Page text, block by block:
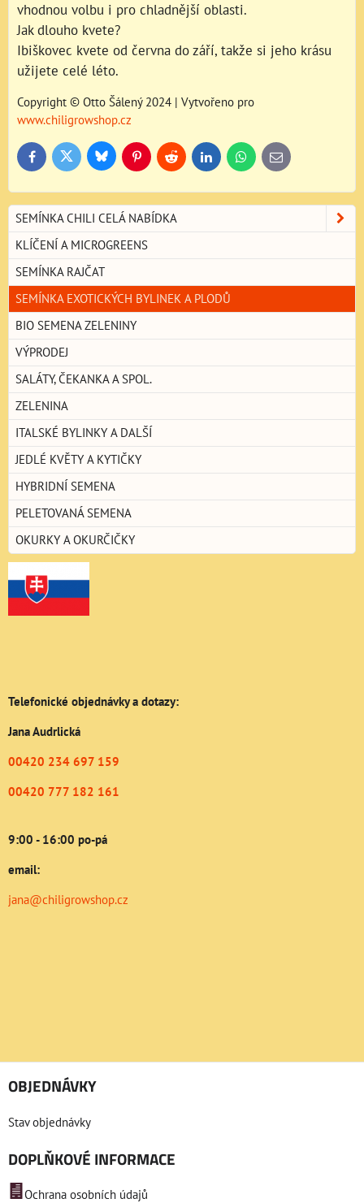
vhodnou volbu i pro chladnější oblasti.
Jak dlouho kvete?
Ibiškovec kvete od června do září, takže si jeho krásu
užijete celé léto.
Copyright © Otto Šálený 2024 | Vytvořeno pro
www.chiligrowshop.cz
FacebookTwitter BlueskyPinterestReddit LinkedInWhatsApp
E-
mail
SEMÍNKA CHILI CELÁ NABÍDKA
KLÍČENÍ A MICROGREENS
SEMÍNKA RAJČAT
SEMÍNKA EXOTICKÝCH BYLINEK A PLODŮ
BIO SEMENA ZELENINY
VÝPRODEJ
SALÁTY, ČEKANKA A SPOL.
ZELENINA
ITALSKÉ BYLINKY A DALŠÍ
JEDLÉ KVĚTY A KYTIČKY
HYBRIDNÍ SEMENA
PELETOVANÁ SEMENA
OKURKY A OKURČIČKY
Telefonické objednávky a dotazy:
Jana Audrlická
00420 234 697 159
00420 777 182 161
9:00 - 16:00 po-pá
email:
jana@chiligrowshop.cz
OBJEDNÁVKY
Stav objednávky
DOPLŇKOVÉ INFORMACE
Ochrana osobních údajů